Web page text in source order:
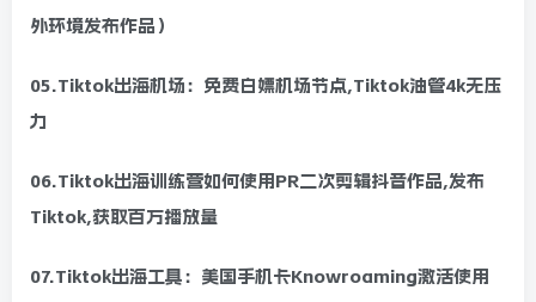
外环境发布作品）
05.Tiktok出海机场：免费白嫖机场节点,Tiktok油管4k无压
力
06.Tiktok出海训练营如何使用PR二次剪辑抖音作品,发布
Tiktok,获取百万播放量
07.Tiktok出海工具：美国手机卡Knowroaming激活使用